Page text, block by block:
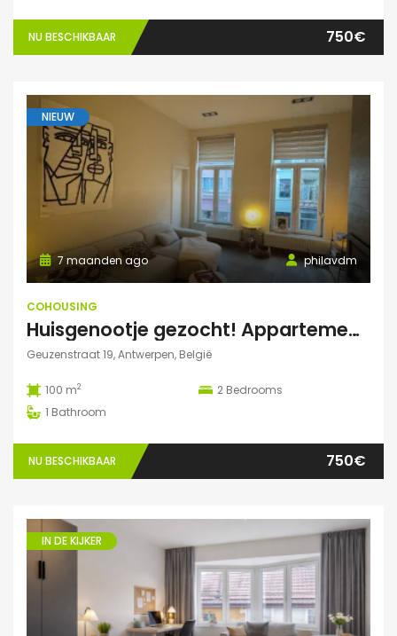
NU BESCHIKBAAR 750€
NIEUW
philavdm
7 maanden ago
COHOUSING
Huisgenootje gezocht! Appartement aan het Marnixplein, Antwerpen Zuid
Geuzenstraat 19, Antwerpen, België
100 m2 2 Bedrooms
1 Bathroom
NU BESCHIKBAAR 750€
IN DE KIJKER